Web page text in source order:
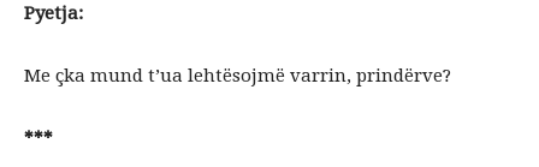
Pyetja:
Me çka mund t’ua lehtësojmë varrin, prindërve?
***